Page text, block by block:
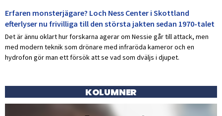
Erfaren monsterjägare? Loch Ness Center i Skottland
efterlyser nu frivilliga till den största jakten sedan 1970-talet
Det är ännu oklart hur forskarna agerar om Nessie går till attack, men
med modern teknik som drönare med infraröda kameror och en
hydrofon gör man ett försök att se vad som dväljs i djupet.
KOLUMNER